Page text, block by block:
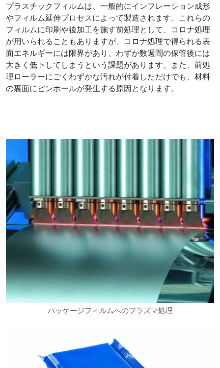
プラスチックフィルムは、一般的にインフレーション成形
やフィルム延伸プロセスによって製造されます。これらの
フィルムに印刷や後加工を施す前処理として、コロナ処理
が用いられることもありますが、コロナ処理で得られる表
面エネルギーには限界があり、わずか数週間の保管後には
大きく低下してしまうという課題があります。また、前処
理ローラーにごくわずかな汚れが付着しただけでも、材料
の裏面にピンホールが発生する原因となります。
パッケージフィルムへのプラズマ処理